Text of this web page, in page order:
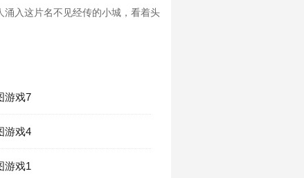
入这片名不见经传的小城，看着头
游戏7
游戏4
游戏1